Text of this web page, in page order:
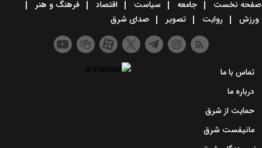
صفحه نخست جامعه سیاست اقتصاد
فرهنگ و هنر
ورزش
روایت تصویر صدای شرق
تماس با ما
درباره ما
حمایت از شرق
مانیفست شرق